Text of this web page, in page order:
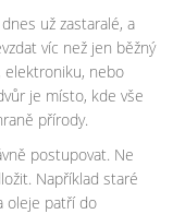
už zastaralé, a
víc než jen běžný
elektroniku, nebo
je místo, kde vše
přírody.
postupovat. Ne
Například staré
oleje patří do